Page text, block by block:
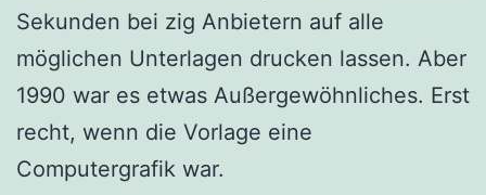
Sekunden bei zig Anbietern auf alle
möglichen Unterlagen drucken lassen. Aber
1990 war es etwas Außergewöhnliches. Erst
recht, wenn die Vorlage eine
Computergrafik war.